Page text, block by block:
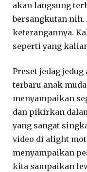
akan langsung
bersangkutan nih.
keterangannya.
seperti yang
Preset jedag
terbaru anak
menyampaikan
dan pikirkan
yang sangat
video di alight
menyampaikan
kita sampaikan